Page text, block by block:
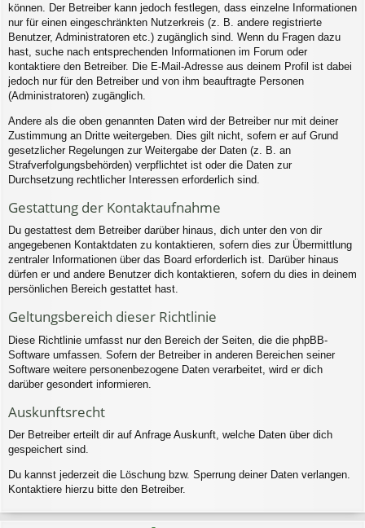
können. Der Betreiber kann jedoch festlegen, dass einzelne Informationen
nur für einen eingeschränkten Nutzerkreis (z. B. andere registrierte
Benutzer, Administratoren etc.) zugänglich sind. Wenn du Fragen dazu
hast, suche nach entsprechenden Informationen im Forum oder
kontaktiere den Betreiber. Die E-Mail-Adresse aus deinem Profil ist dabei
jedoch nur für den Betreiber und von ihm beauftragte Personen
(Administratoren) zugänglich.
Andere als die oben genannten Daten wird der Betreiber nur mit deiner
Zustimmung an Dritte weitergeben. Dies gilt nicht, sofern er auf Grund
gesetzlicher Regelungen zur Weitergabe der Daten (z. B. an
Strafverfolgungsbehörden) verpflichtet ist oder die Daten zur
Durchsetzung rechtlicher Interessen erforderlich sind.
Gestattung der Kontaktaufnahme
Du gestattest dem Betreiber darüber hinaus, dich unter den von dir
angegebenen Kontaktdaten zu kontaktieren, sofern dies zur Übermittlung
zentraler Informationen über das Board erforderlich ist. Darüber hinaus
dürfen er und andere Benutzer dich kontaktieren, sofern du dies in deinem
persönlichen Bereich gestattet hast.
Geltungsbereich dieser Richtlinie
Diese Richtlinie umfasst nur den Bereich der Seiten, die die phpBB-
Software umfassen. Sofern der Betreiber in anderen Bereichen seiner
Software weitere personenbezogene Daten verarbeitet, wird er dich
darüber gesondert informieren.
Auskunftsrecht
Der Betreiber erteilt dir auf Anfrage Auskunft, welche Daten über dich
gespeichert sind.
Du kannst jederzeit die Löschung bzw. Sperrung deiner Daten verlangen.
Kontaktiere hierzu bitte den Betreiber.